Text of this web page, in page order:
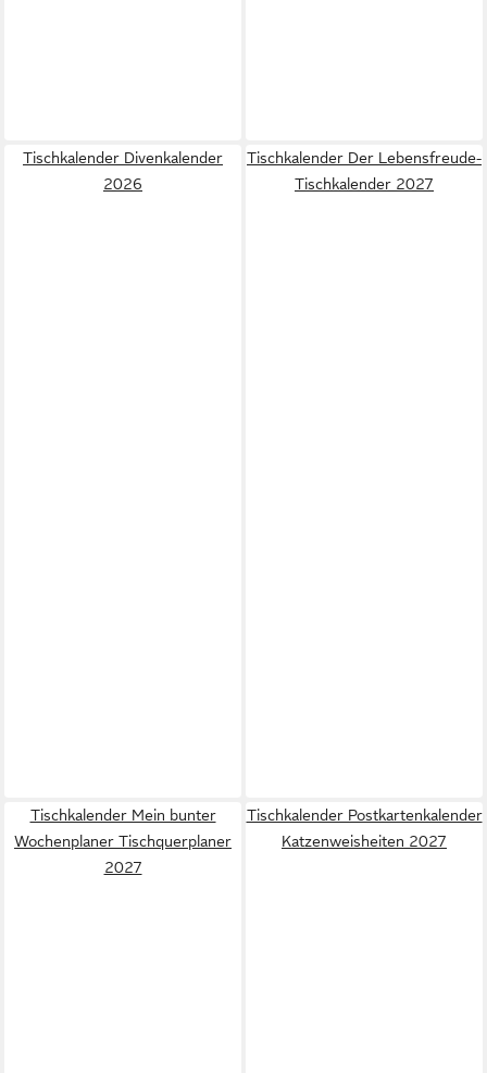
Tischkalender Divenkalender
2026
Tischkalender Der Lebensfreude-
Tischkalender 2027
Tischkalender Mein bunter
Wochenplaner Tischquerplaner
2027
Tischkalender Postkartenkalender
Katzenweisheiten 2027